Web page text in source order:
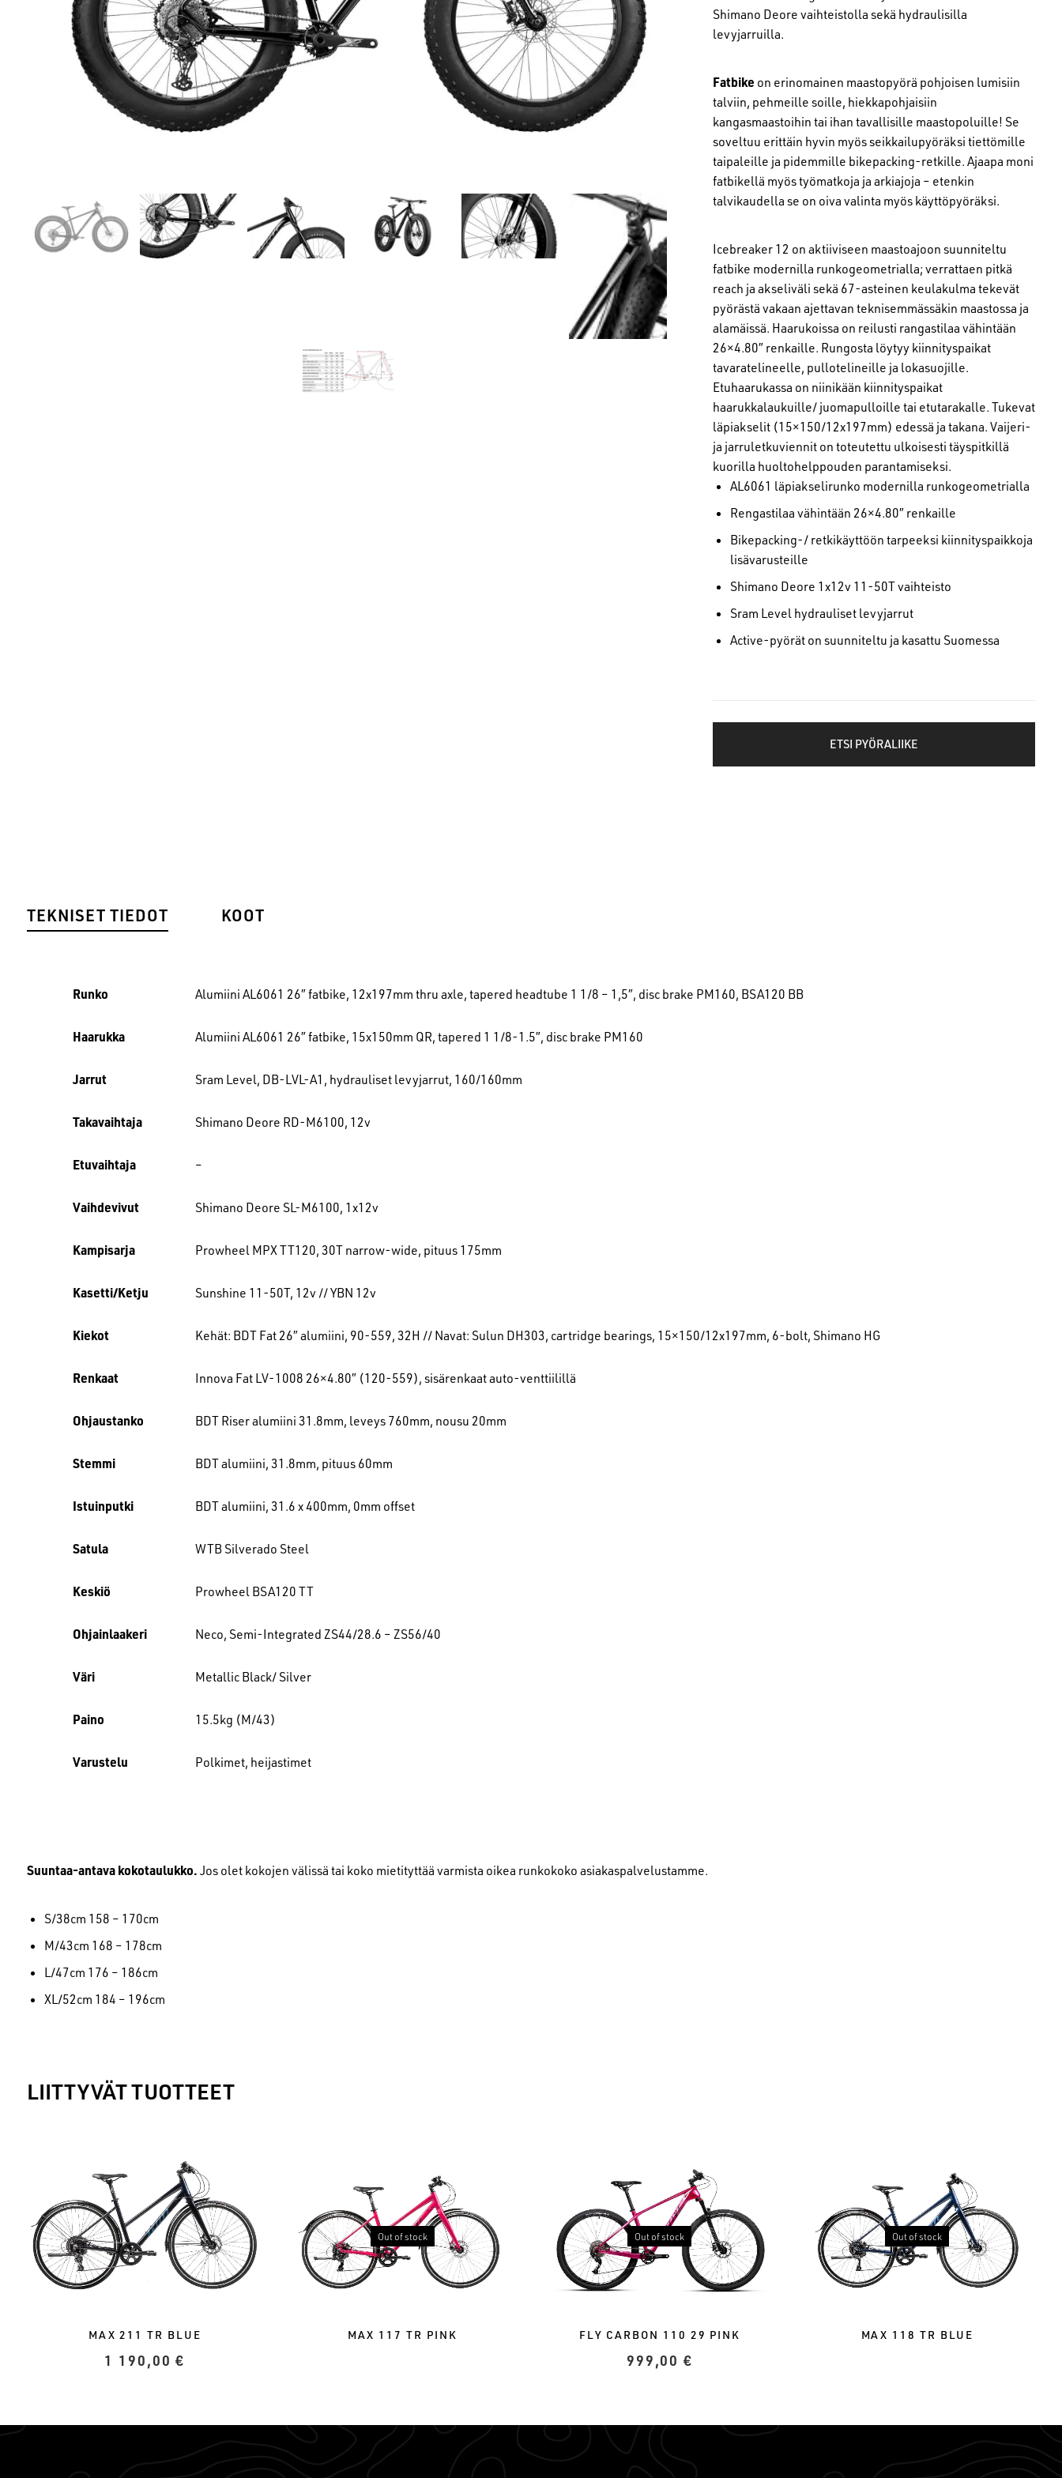
Shimano Deore vaihteistolla sekä hydraulisilla
levyjarruilla.
Fatbike on erinomainen maastopyörä pohjoisen lumisiin
talviin, pehmeille soille, hiekkapohjaisiin
kangasmaastoihin tai ihan tavallisille maastopoluille! Se
soveltuu erittäin hyvin myös seikkailupyöräksi tiettömille
taipaleille ja pidemmille bikepacking-retkille. Ajaapa moni
fatbikellä myös työmatkoja ja arkiajoja – etenkin
talvikaudella se on oiva valinta myös käyttöpyöräksi.
Icebreaker 12 on aktiiviseen maastoajoon suunniteltu
fatbike modernilla runkogeometrialla; verrattaen pitkä
reach ja akseliväli sekä 67-asteinen keulakulma tekevät
pyörästä vakaan ajettavan teknisemmässäkin maastossa ja
alamäissä. Haarukoissa on reilusti rangastilaa vähintään
26×4.80″ renkaille. Rungosta löytyy kiinnityspaikat
tavaratelineelle, pullotelineille ja lokasuojille.
Etuhaarukassa on niinikään kiinnityspaikat
haarukkalaukuille/ juomapulloille tai etutarakalle. Tukevat
läpiakselit (15×150/12x197mm) edessä ja takana. Vaijeri-
ja jarruletkuviennit on toteutettu ulkoisesti täyspitkillä
kuorilla huoltohelppouden parantamiseksi.
AL6061 läpiakselirunko modernilla runkogeometrialla
Rengastilaa vähintään 26×4.80″ renkaille
Bikepacking-/ retkikäyttöön tarpeeksi kiinnityspaikkoja
lisävarusteille
Shimano Deore 1x12v 11-50T vaihteisto
Sram Level hydrauliset levyjarrut
Active-pyörät on suunniteltu ja kasattu Suomessa
ETSI PYÖRALIIKE
TEKNISET TIEDOT KOOT
Runko Alumiini AL6061 26″ fatbike, 12x197mm thru axle, tapered headtube 1 1/8 – 1,5″, disc brake PM160, BSA120 BB
Haarukka Alumiini AL6061 26″ fatbike, 15x150mm QR, tapered 1 1/8-1.5″, disc brake PM160
Jarrut Sram Level, DB-LVL-A1, hydrauliset levyjarrut, 160/160mm
Takavaihtaja Shimano Deore RD-M6100, 12v
Etuvaihtaja –
Vaihdevivut Shimano Deore SL-M6100, 1x12v
Kampisarja Prowheel MPX TT120, 30T narrow-wide, pituus 175mm
Kasetti/Ketju Sunshine 11-50T, 12v // YBN 12v
Kiekot Kehät: BDT Fat 26″ alumiini, 90-559, 32H // Navat: Sulun DH303, cartridge bearings, 15×150/12x197mm, 6-bolt, Shimano HG
Renkaat Innova Fat LV-1008 26×4.80″ (120-559), sisärenkaat auto-venttiilillä
Ohjaustanko BDT Riser alumiini 31.8mm, leveys 760mm, nousu 20mm
Stemmi BDT alumiini, 31.8mm, pituus 60mm
Istuinputki BDT alumiini, 31.6 x 400mm, 0mm offset
Satula WTB Silverado Steel
Keskiö Prowheel BSA120 TT
Ohjainlaakeri Neco, Semi-Integrated ZS44/28.6 – ZS56/40
Väri Metallic Black/ Silver
Paino 15.5kg (M/43)
Varustelu Polkimet, heijastimet
Suuntaa-antava kokotaulukko. Jos olet kokojen välissä tai koko mietityttää varmista oikea runkokoko asiakaspalvelustamme.
S/38cm 158 – 170cm
M/43cm 168 – 178cm
L/47cm 176 – 186cm
XL/52cm 184 – 196cm
LIITTYVÄT TUOTTEET
MAX 211 TR BLUE
1 190,00€
Out of stock
MAX 117 TR PINK
Out of stock
FLY CARBON 110 29 PINK
999,00€
Out of stock
MAX 118 TR BLUE